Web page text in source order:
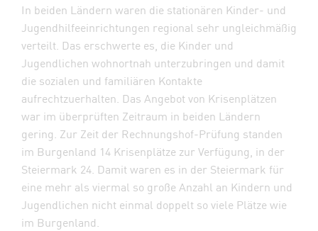
In beiden Ländern waren die stationären Kinder- und
Jugendhilfeeinrichtungen regional sehr ungleichmäßig
verteilt. Das erschwerte es, die Kinder und
Jugendlichen wohnortnah unterzubringen und damit
die sozialen und familiären Kontakte
aufrechtzuerhalten. Das Angebot von Krisenplätzen
war im überprüften Zeitraum in beiden Ländern
gering. Zur Zeit der Rechnungshof-Prüfung standen
im Burgenland 14 Krisenplätze zur Verfügung, in der
Steiermark 24. Damit waren es in der Steiermark für
eine mehr als viermal so große Anzahl an Kindern und
Jugendlichen nicht einmal doppelt so viele Plätze wie
im Burgenland.